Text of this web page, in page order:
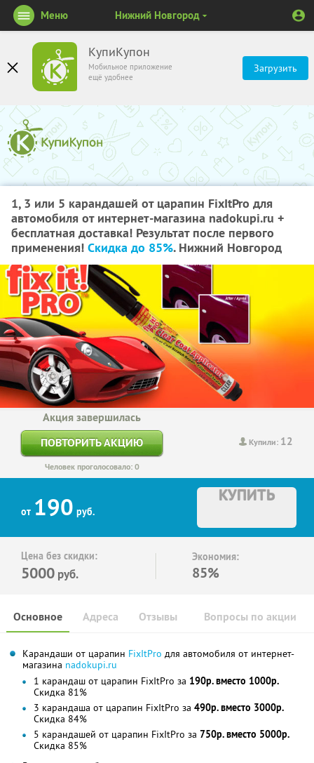
КупиКупон
Мобильное приложение
ещё удобнее
Загрузить
Меню Нижний Новгород
1, 3 или 5 карандашей от царапин FixItPro для
автомобиля от интернет-магазина nadokupi.ru +
бесплатная доставка! Результат после первого
применения! Скидка до 85%. Нижний Новгород
Купили: 12
Акция завершилась
ПОВТОРИТЬ АКЦИЮ
Человек проголосовало: 0
от 190 руб.
КУПИТЬ
Цена без скидки:
5000 руб.
Экономия:
85%
Основное Отзывы Вопросы по акции
Адреса
Карандаши от царапин FixItPro для автомобиля от интернет-
магазина nadokupi.ru
1 карандаш от царапин FixItPro за 190р. вместо 1000р.
Скидка 81%
3 карандаша от царапин FixItPro за 490р. вместо 3000р.
Скидка 84%
5 карандашей от царапин FixItPro за 750р. вместо 5000р.
Скидка 85%